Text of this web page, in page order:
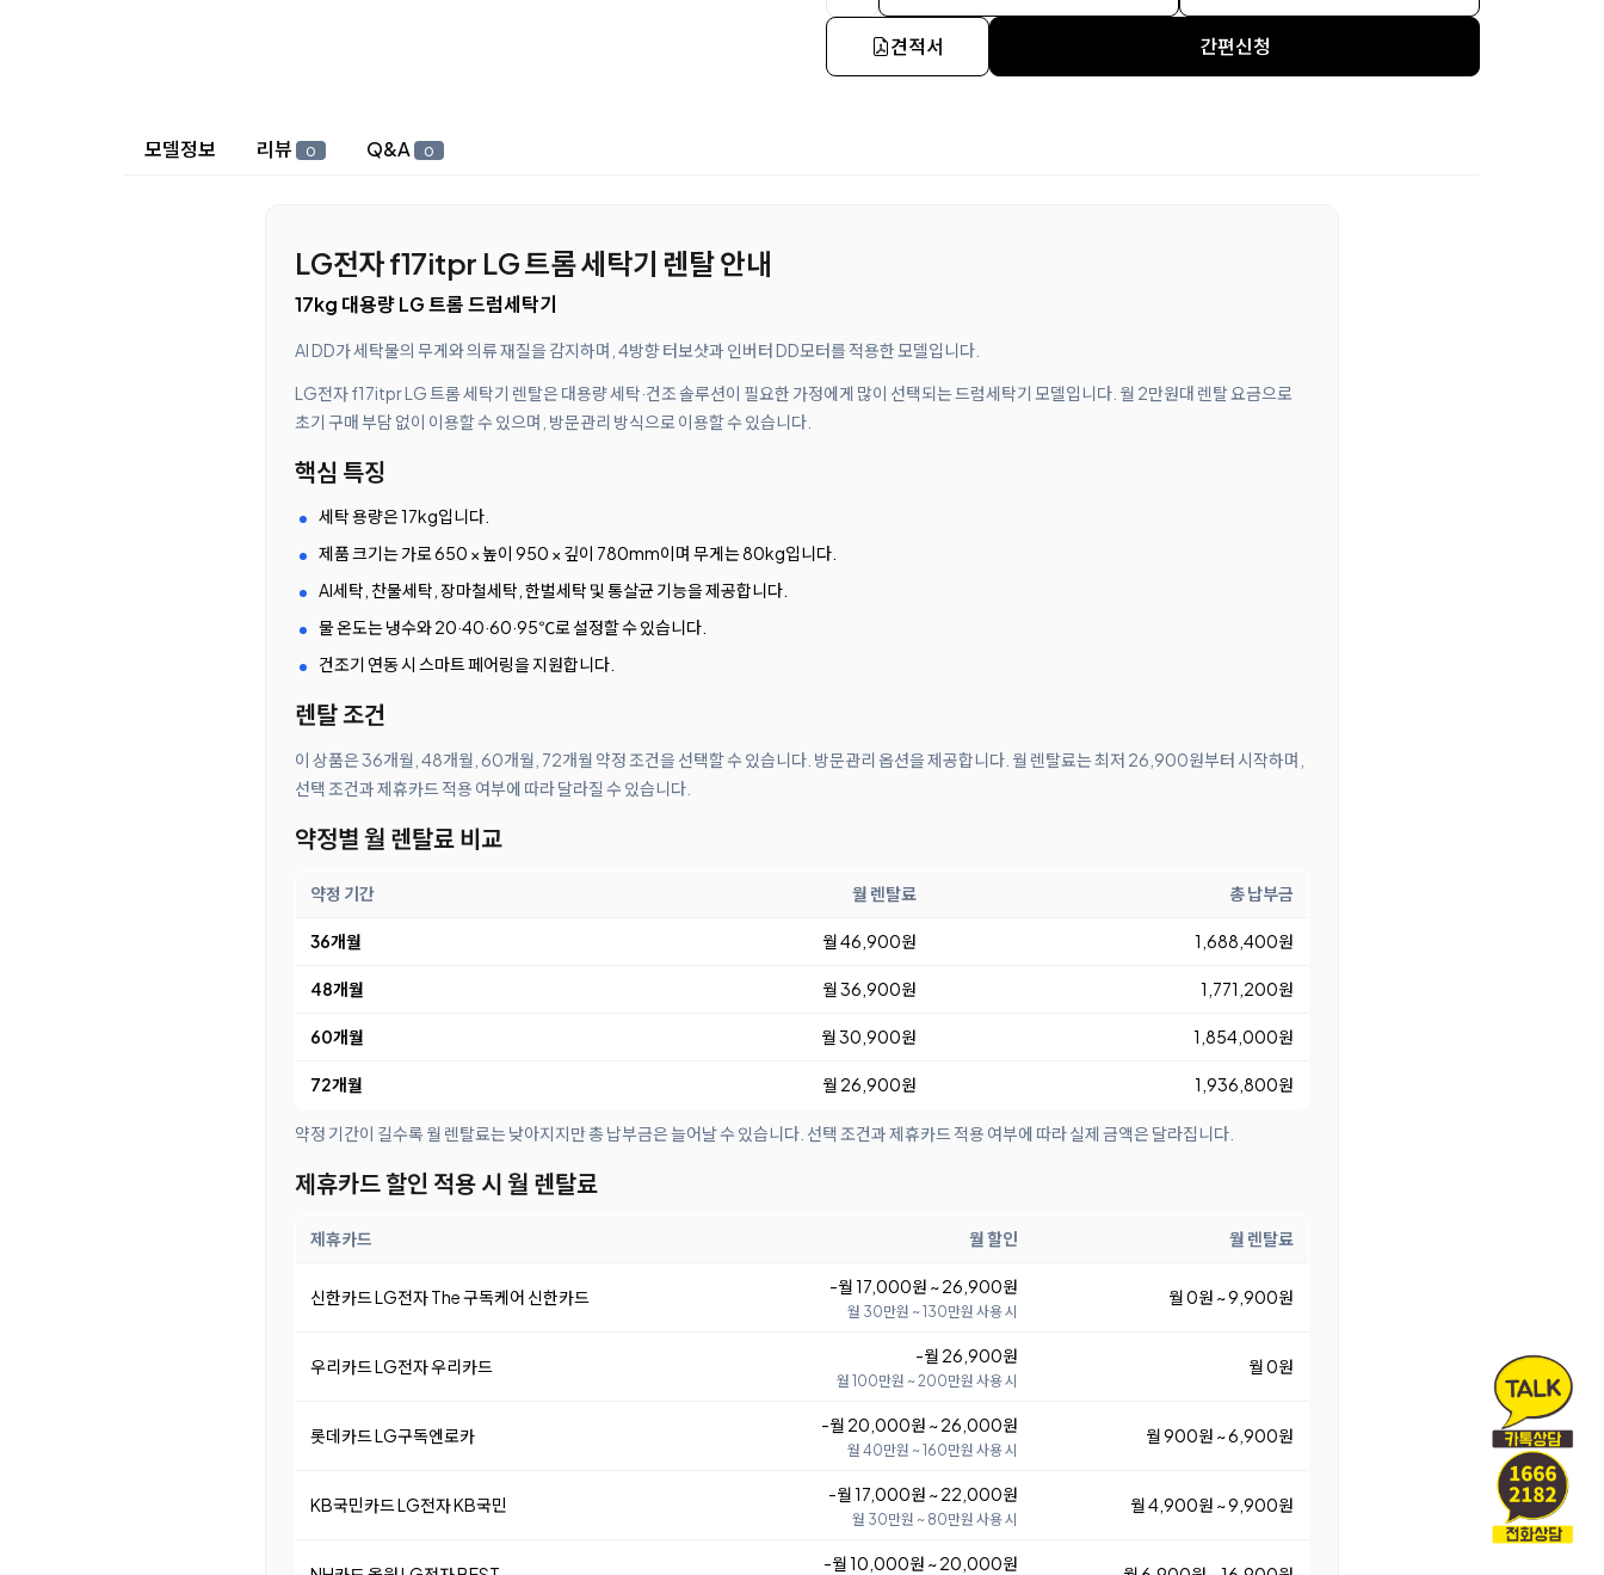
견적서 간편신청
상세 정보
모델정보 리뷰 0 Q&A 0
LG전자 f17itpr LG 트롬 세탁기 렌탈 안내
17kg 대용량 LG 트롬 드럼세탁기
AI DD가 세탁물의 무게와 의류 재질을 감지하며, 4방향 터보샷과 인버터 DD모터를 적용한 모델입니다.
LG전자 f17itpr LG 트롬 세탁기 렌탈은 대용량 세탁·건조 솔루션이 필요한 가정에게 많이 선택되는 드럼세탁기 모델입니다. 월 2만원대 렌탈 요금으로
초기 구매 부담 없이 이용할 수 있으며, 방문관리 방식으로 이용할 수 있습니다.
핵심 특징
세탁 용량은 17kg입니다.
제품 크기는 가로 650 × 높이 950 × 깊이 780mm이며 무게는 80kg입니다.
AI세탁, 찬물세탁, 장마철세탁, 한벌세탁 및 통살균 기능을 제공합니다.
물 온도는 냉수와 20·40·60·95℃로 설정할 수 있습니다.
건조기 연동 시 스마트 페어링을 지원합니다.
렌탈 조건
이 상품은 36개월, 48개월, 60개월, 72개월 약정 조건을 선택할 수 있습니다. 방문관리 옵션을 제공합니다. 월 렌탈료는 최저 26,900원부터 시작하며,
선택 조건과 제휴카드 적용 여부에 따라 달라질 수 있습니다.
약정별 월 렌탈료 비교
약정 기간 월 렌탈료 총 납부금
36개월 월 46,900원 1,688,400원
48개월 월 36,900원 1,771,200원
60개월 월 30,900원 1,854,000원
72개월 월 26,900원 1,936,800원
약정 기간이 길수록 월 렌탈료는 낮아지지만 총 납부금은 늘어날 수 있습니다. 선택 조건과 제휴카드 적용 여부에 따라 실제 금액은 달라집니다.
제휴카드 할인 적용 시 월 렌탈료
제휴카드 월 할인 월 렌탈료
신한카드 LG전자 The 구독케어 신한카드 -월 17,000원 ~ 26,900원
월 30만원 ~ 130만원 사용 시
월 0원 ~ 9,900원
우리카드 LG전자 우리카드 -월 26,900원
월 100만원 ~ 200만원 사용 시
월 0원
롯데카드 LG구독엔로카 -월 20,000원 ~ 26,000원
월 40만원 ~ 160만원 사용 시
월 900원 ~ 6,900원
KB국민카드 LG전자 KB국민 -월 17,000원 ~ 22,000원
월 30만원 ~ 80만원 사용 시
월 4,900원 ~ 9,900원
-월 10,000원 ~ 20,000원